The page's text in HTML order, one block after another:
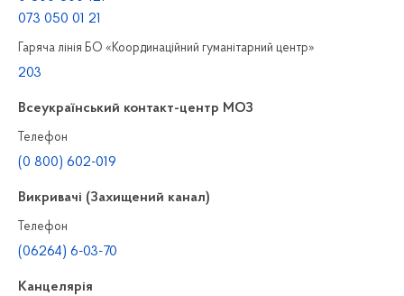
073 050 01 21
Гаряча лінія БО «Координаційний гуманітарний центр»
203
Всеукраїнський контакт-центр МОЗ
Телефон
(0 800) 602-019
Викривачі (Захищений канал)
Телефон
(06264) 6-03-70
Канцелярiя